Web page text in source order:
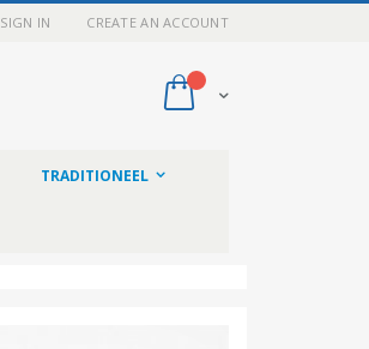
SIGN IN CREATE AN ACCOUNT
My Cart
TRADITIONEEL